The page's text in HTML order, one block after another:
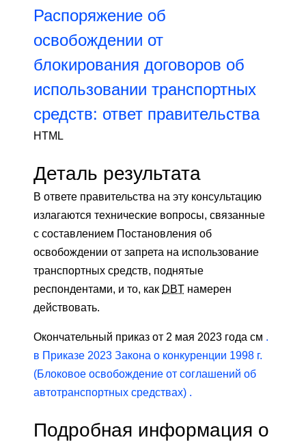
Распоряжение об
освобождении от
блокирования договоров об
использовании транспортных
средств: ответ правительства
HTML
Деталь результата
В ответе правительства на эту консультацию
излагаются технические вопросы, связанные
с составлением Постановления об
освобождении от запрета на использование
транспортных средств, поднятые
респондентами, и то, как DBT намерен
действовать.
Окончательный приказ от 2 мая 2023 года см .
в Приказе 2023 Закона о конкуренции 1998 г.
(Блоковое освобождение от соглашений об
автотранспортных средствах) .
Подробная информация о